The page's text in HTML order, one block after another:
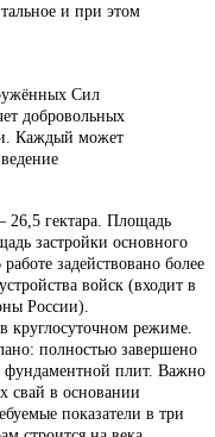
и при этом
Сил
добровольных
Каждый может
26,5 гектара. Площадь
застройки основного
задействовано более
войск (входит в
России).
круглосуточном режиме.
полностью завершено
фундаментной плит. Важно
свай в основании
показатели в три